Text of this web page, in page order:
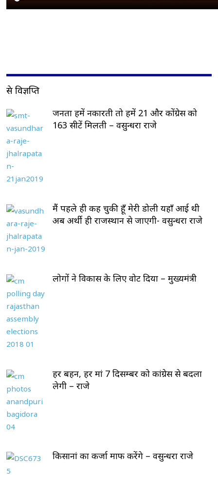
प्रेस विज्ञप्ति
जनता हमें नकारती तो हमें 21 और कोंग्रेस को
163 सीटें मिलती – वसुन्धरा राजे
मैं पहले ही कह चुकी हूँ मेरी डोली यहाँ आई थी
अब अर्थी ही राजस्थान से जाएगी- वसुन्धरा राजे
लोगों ने विकास के लिए वोट दिया – मुख्यमंत्री
हर बहन, हर मां 7 दिसम्बर को कांग्रेस से बदला
लेगी – राजे
किसानां का कर्जा माफ करेंगे – वसुन्धरा राजे